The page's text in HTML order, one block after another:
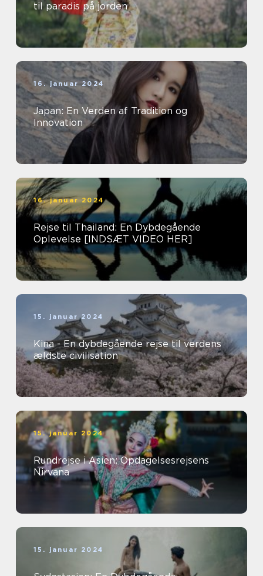
til paradis på jorden
16. januar 2024
Japan: En Verden af Tradition og
Innovation
16. januar 2024
Rejse til Thailand: En Dybdegående
Oplevelse [INDSÆT VIDEO HER]
15. januar 2024
Kina - En dybdegående rejse til verdens
ældste civilisation
15. januar 2024
Rundrejse i Asien: Opdagelsesrejsens
Nirvana
15. januar 2024